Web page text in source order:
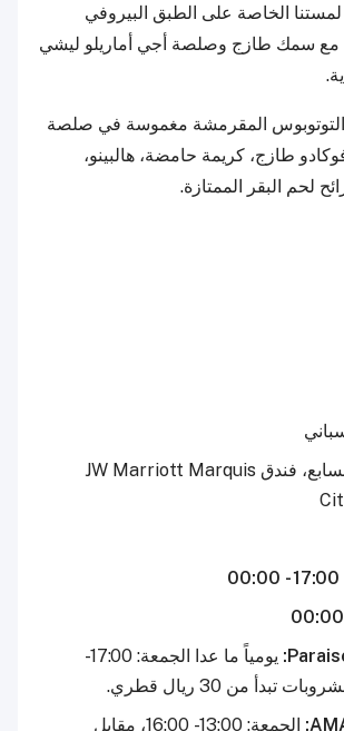
لمستنا الخاصة على الطبق البيروفي
مع سمك طازج وصلصة أجي أماريلو ليشي
التوتوبوس المقرمشة مغموسة في صلصة
طازج، كريمة حامضة، هالبينو،
لحم البقر الممتازة.
الطابق السابع، فندق JW Marriott Marquis
يومياً ما عدا الجمعة: 17:00 -
الجمعة: 13:00 - 16:00، مقابل